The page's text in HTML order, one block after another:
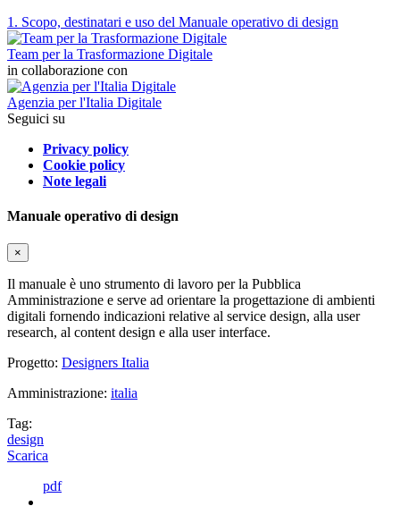
1. Scopo, destinatari e uso del Manuale operativo di design
Team per la Trasformazione Digitale
in collaborazione con
Agenzia per l'Italia Digitale
Seguici su
Privacy policy
Cookie policy
Note legali
Manuale operativo di design
×
Il manuale è uno strumento di lavoro per la Pubblica
Amministrazione e serve ad orientare la progettazione di ambienti
digitali fornendo indicazioni relative al service design, alla user
research, al content design e alla user interface.
Progetto: Designers Italia
Amministrazione: italia
Tag:
design
Scarica
pdf